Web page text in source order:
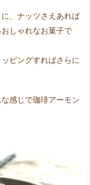
、ナッツさえあれば
しゃれなお菓子で
ピングすればさらに
感じで珈琲アーモン